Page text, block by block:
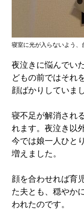
寝室に光が入らないよう、
夜泣きに悩んでい
どもの前ではそれ
顔ばかりしていまし
寝不足が解消され
れます。夜泣き以
今では娘一人ひと
増えました。
顔を合わせれば育
た夫とも、穏やか
われたのです。